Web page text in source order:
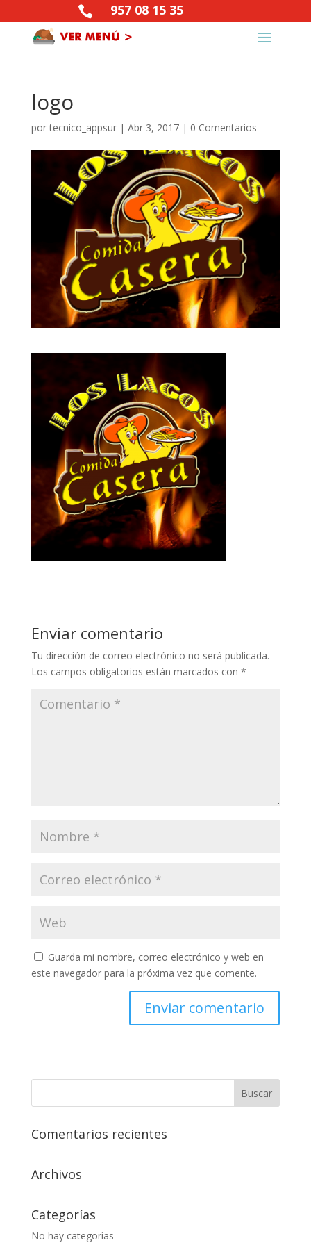
 957 08 15 35
logo
portecnico_appsur| Abr 3, 2017| 0 Comentarios
Enviar comentario
Tu dirección de correo electrónico no será publicada.
Los campos obligatorios están marcados con *
Guarda mi nombre, correo electrónico y web en
este navegador para la próxima vez que comente.
Comentarios recientes
Archivos
Categorías
No hay categorías